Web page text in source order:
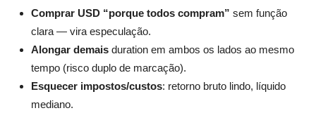
Comprar USD “porque todos compram” sem função
clara — vira especulação.
Alongar demais duration em ambos os lados ao mesmo
tempo (risco duplo de marcação).
Esquecer impostos/custos: retorno bruto lindo, líquido
mediano.